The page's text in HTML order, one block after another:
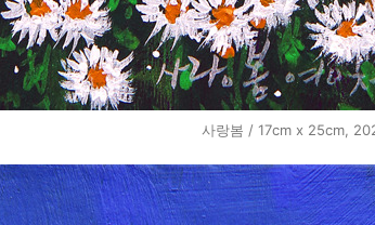
사랑봄 / 17cm x 25cm,